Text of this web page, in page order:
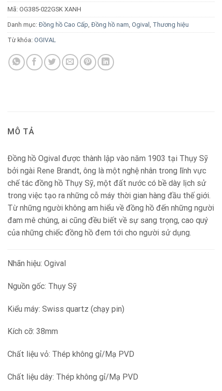
Mã: OG385-022GSK XANH
Danh mục: Đồng hồ Cao Cấp, Đồng hồ nam, Ogival , Thương hiệu
Từ khóa: OGIVAL
MÔ TẢ
Đồng hồ Ogival được thành lập vào năm 1903 tại Thụy Sỹ
bởi ngài Rene Brandt, ông là một nghệ nhân trong lĩnh vực
chế tác đồng hồ Thụy Sỹ, một đất nước có bề dày lịch sử
trong việc tạo ra những cỗ máy thời gian hàng đầu thế giới.
Từ những người không am hiểu về đồng hồ đến những người
đam mê chúng, ai cũng đều biết về sự sang trọng, cao quý
của những chiếc đồng hồ đem tới cho người sử dụng.
Nhãn hiệu: Ogival
Nguồn gốc: Thụy Sỹ
Kiểu máy: Swiss quartz (chạy pin)
Kích cỡ: 38mm
Chất liệu vỏ: Thép không gỉ/Mạ PVD
Chất liệu dây: Thép không gỉ/Mạ PVD